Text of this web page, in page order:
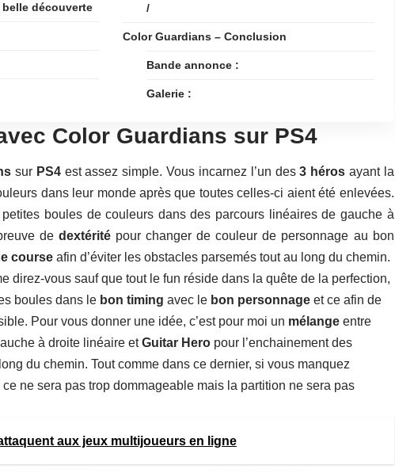
découverte /
Color Guardians – Conclusion
Bande annonce :
Galerie :
Color Guardians sur PS4
sur PS4est assez simple. Vous incarnez l’un des3 héros ayant la
dans leur monde après que toutes celles-ci aient été enlevées.
boules de couleurs dans des parcours linéaires de gauche à
de dextéritépour changer de couleur de personnage au bon
course afin d’éviter les obstacles parsemés tout au long du chemin.
direz-vous sauf que tout le fun réside dans la quête de la perfection,
boules dans le bon timing avec le bon personnage et ce afin de
Pour vous donner une idée, c’est pour moi un mélange entre
à droite linéaire etGuitar Hero pour l’enchainement des
du chemin. Tout comme dans ce dernier, si vous manquez
ne sera pas trop dommageable mais la partition ne sera pas
aux jeux multijoueurs en ligne